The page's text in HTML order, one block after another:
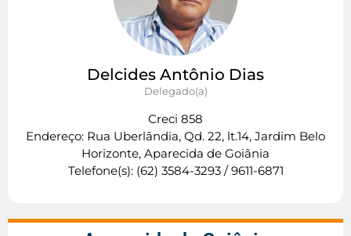
Delcides Antônio Dias
Delegado(a)
Creci 858
Endereço: Rua Uberlândia, Qd. 22, lt.14, Jardim Belo
Horizonte, Aparecida de Goiânia
Telefone(s): (62) 3584-3293 / 9611-6871